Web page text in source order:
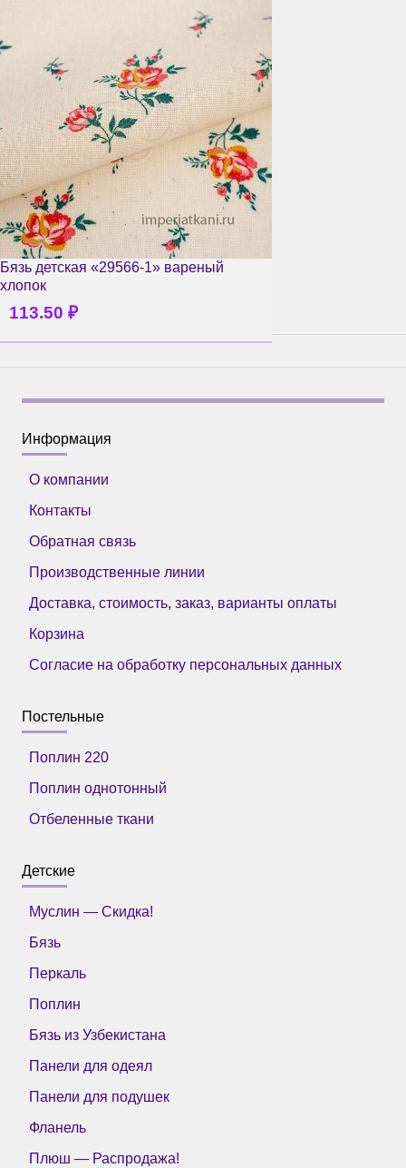
Бязь детская «29566-1» вареный
хлопок
113.50 ₽
Информация
О компании
Контакты
Обратная связь
Производственные линии
Доставка, стоимость, заказ, варианты оплаты
Корзина
Согласие на обработку персональных данных
Постельные
Поплин 220
Поплин однотонный
Отбеленные ткани
Детские
Муслин — Скидка!
Бязь
Перкаль
Поплин
Бязь из Узбекистана
Панели для одеял
Панели для подушек
Фланель
Плюш — Распродажа!